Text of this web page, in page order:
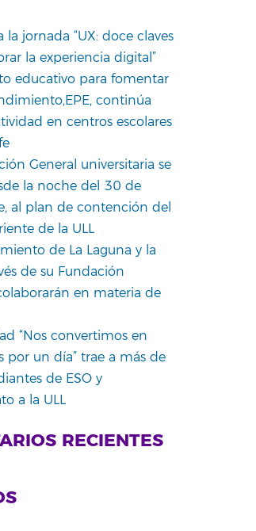
la jornada “UX: doce claves
la experiencia digital”
educativo para fomentar
continúa
en centros escolares
General universitaria se
la noche del 30 de
al plan de contención del
de la ULL
de La Laguna y la
de su Fundación
en materia de
“Nos convertimos en
por un día” trae a más de
de ESO y
a la ULL
RECIENTES